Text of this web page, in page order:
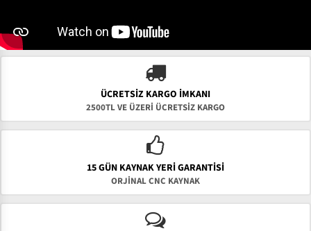
ÜCRETSIZ KARGO İMKANI
2500TL VE ÜZERİ ÜCRETSİZ KARGO
15 GÜN KAYNAK YERI GARANTISI
ORJİNAL CNC KAYNAK